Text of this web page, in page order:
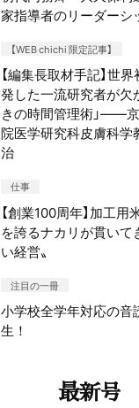
家指導者のリーダーシ
【WEB chichi 限定記事】
【編集長取材手記】世
発した一流研究者が欠
きの時間管理術」——
院医学研究科皮膚科学
治
仕事
【創業100周年】加工用
を誇るナカリが貫いて
い経営〟
注目の一冊
小学校全学年対応の音
生！
最新号